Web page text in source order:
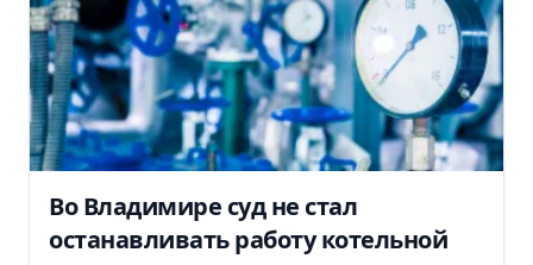
Во Владимире суд не стал
останавливать работу котельной